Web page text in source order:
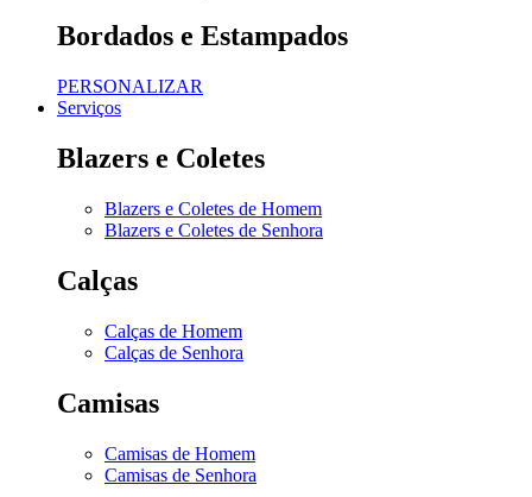
Bordados e Estampados
PERSONALIZAR
Serviços
Blazers e Coletes
Blazers e Coletes de Homem
Blazers e Coletes de Senhora
Calças
Calças de Homem
Calças de Senhora
Camisas
Camisas de Homem
Camisas de Senhora